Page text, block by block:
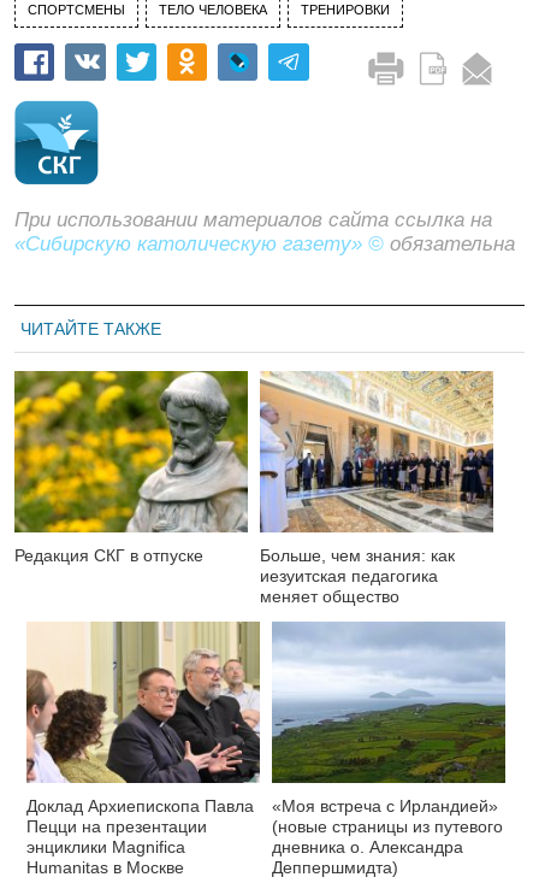
СПОРТСМЕНЫ ТЕЛО ЧЕЛОВЕКА ТРЕНИРОВКИ
При использовании материалов сайта ссылка на
«Сибирскую католическую газету» © обязательна
ЧИТАЙТЕ ТАКЖЕ
Редакция СКГ в отпуске
Больше, чем знания: как
иезуитская педагогика
меняет общество
Доклад Архиепископа Павла
Пецци на презентации
энциклики Magnifica
Нumanitas в Москве
«Моя встреча с Ирландией»
(новые страницы из путевого
дневника о. Александра
Деппершмидта)